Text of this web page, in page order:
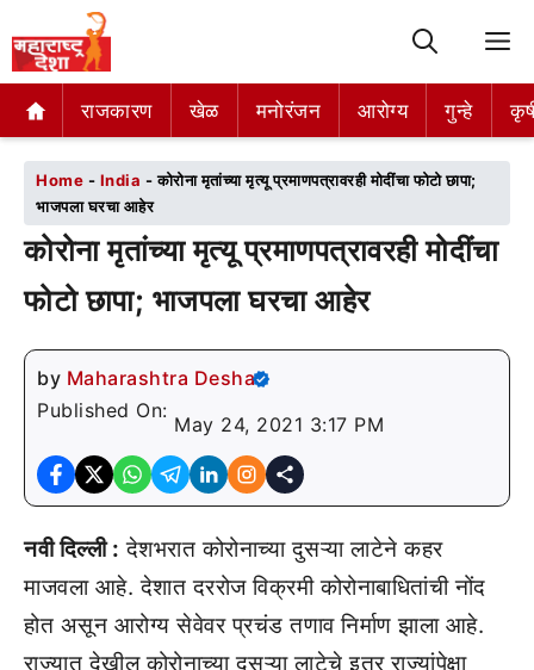
राजकारण खेळ मनोरंजन आरोग्य गुन्हे
राजकारण खेळ मनोरंजन आरोग्य गुन्हे
Home - India -कोरोना मृतांच्या मृत्यू प्रमाणपत्रावरही मोदींचा फोटो छापा;
भाजपला घरचा आहेर
कोरोना मृतांच्या मृत्यू प्रमाणपत्रावरही मोदींचा
फोटो छापा; भाजपला घरचा आहेर
by Maharashtra Desha
Published On:
May 24, 2021 3:17 PM
नवी दिल्ली : देशभरात कोरोनाच्या दुसऱ्या लाटेने कहर
माजवला आहे. देशात दररोज विक्रमी कोरोनाबाधितांची नोंद
होत असून आरोग्य सेवेवर प्रचंड तणाव निर्माण झाला आहे.
राज्यात देखील कोरोनाच्या दुसऱ्या लाटेचे इतर राज्यांपेक्षा